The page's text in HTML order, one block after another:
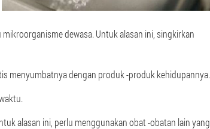
dewasa. Untuk alasan ini, singkirkan
menyumbatnya dengan produk -produk kehidupannya.
alasan ini, perlu menggunakan obat -obatan lain yang